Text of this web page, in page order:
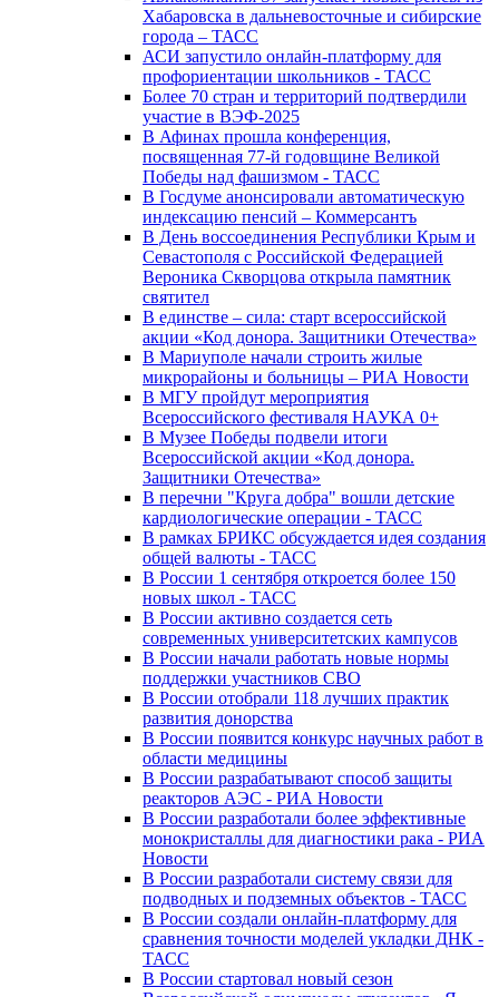
Хабаровска в дальневосточные и сибирские
города – ТАСС
АСИ запустило онлайн-платформу для
профориентации школьников - ТАСС
Более 70 стран и территорий подтвердили
участие в ВЭФ-2025
В Афинах прошла конференция,
посвященная 77-й годовщине Великой
Победы над фашизмом - ТАСС
В Госдуме анонсировали автоматическую
индексацию пенсий – Коммерсантъ
В День воссоединения Республики Крым и
Севастополя с Российской Федерацией
Вероника Скворцова открыла памятник
святител
В единстве – сила: старт всероссийской
акции «Код донора. Защитники Отечества»
В Мариуполе начали строить жилые
микрорайоны и больницы – РИА Новости
В МГУ пройдут мероприятия
Всероссийского фестиваля НАУКА 0+
В Музее Победы подвели итоги
Всероссийской акции «Код донора.
Защитники Отечества»
В перечни "Круга добра" вошли детские
кардиологические операции - ТАСС
В рамках БРИКС обсуждается идея создания
общей валюты - ТАСС
В России 1 сентября откроется более 150
новых школ - ТАСС
В России активно создается сеть
современных университетских кампусов
В России начали работать новые нормы
поддержки участников СВО
В России отобрали 118 лучших практик
развития донорства
В России появится конкурс научных работ в
области медицины
В России разрабатывают способ защиты
реакторов АЭС - РИА Новости
В России разработали более эффективные
монокристаллы для диагностики рака - РИА
Новости
В России разработали систему связи для
подводных и подземных объектов - ТАСС
В России создали онлайн-платформу для
сравнения точности моделей укладки ДНК -
ТАСС
В России стартовал новый сезон